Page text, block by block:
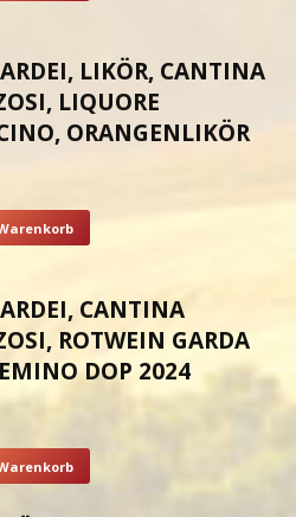
LIKÖR, CANTINA
LIQUORE
ORANGENLIKÖR
CANTINA
ROTWEIN GARDA
DOP 2024